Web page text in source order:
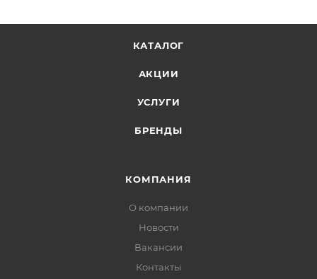
КАТАЛОГ
АКЦИИ
УСЛУГИ
БРЕНДЫ
КОМПАНИЯ
О компании
Новости
Вакансии
Контакты